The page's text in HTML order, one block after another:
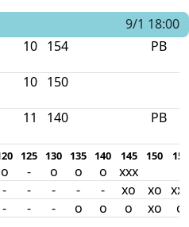
9/1 18:00
10 154 PB
10 150
11 140 PB
125 130 135 140 145 150 154
o - o o o
xxx
- - - - - xo xo xxx
- - - o o o xo o